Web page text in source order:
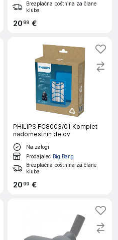
Brezplačna poštnina za člane
kluba
2099 €
PHILIPS FC8003/01 Komplet
nadomestnih delov
Na zalogi
Prodajalec Big Bang
Brezplačna poštnina za člane
kluba
2099 €